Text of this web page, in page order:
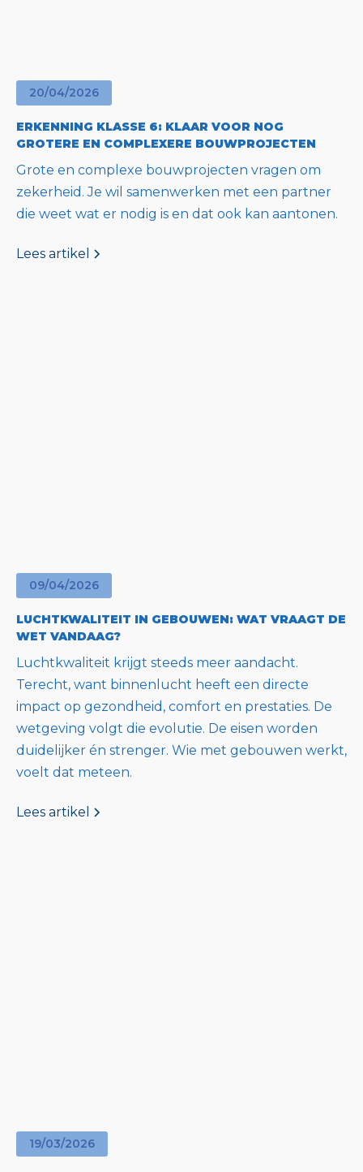
20/04/2026
ERKENNING KLASSE 6: KLAAR VOOR NOG
GROTERE EN COMPLEXERE BOUWPROJECTEN
Grote en complexe bouwprojecten vragen om
zekerheid. Je wil samenwerken met een partner
die weet wat er nodig is en dat ook kan aantonen.
Lees artikel
09/04/2026
LUCHTKWALITEIT IN GEBOUWEN: WAT VRAAGT DE
WET VANDAAG?
Luchtkwaliteit krijgt steeds meer aandacht.
Terecht, want binnenlucht heeft een directe
impact op gezondheid, comfort en prestaties. De
wetgeving volgt die evolutie. De eisen worden
duidelijker én strenger. Wie met gebouwen werkt,
voelt dat meteen.
Lees artikel
19/03/2026